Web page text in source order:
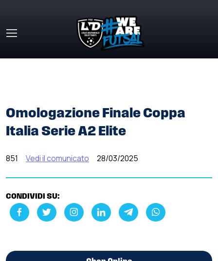
Omologazione Finale Coppa
Italia Serie A2 Elite
851 Vedi il comunicato 28/03/2025
CONDIVIDI SU: